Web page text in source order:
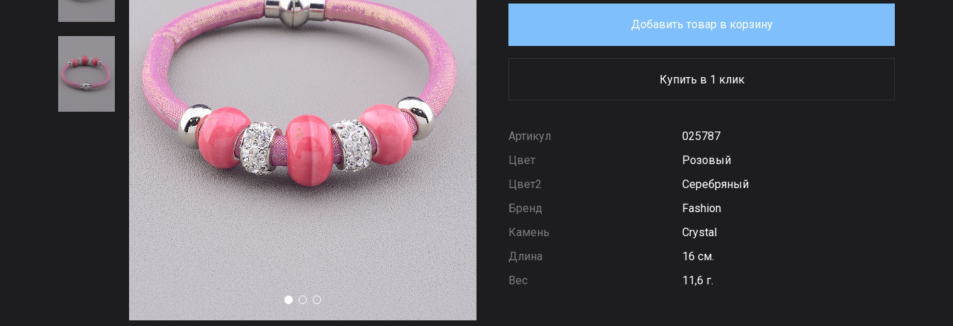
Добавить товар в корзину
Купить в 1 клик
Артикул
025787
Цвет
Розовый
Цвет2
Серебряный
Бренд
Fashion
Камень
Сrystal
Длина
16 см.
Вес
11,6 г.